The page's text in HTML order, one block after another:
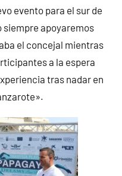
evento para el sur de
siempre apoyaremos
el concejal mientras
a la espera
tras nadar en